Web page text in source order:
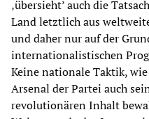
‚übersieht’ auch die
Land letztlich aus
und daher nur auf der
internationalistischen
Keine nationale Taktik,
Arsenal der Partei auch
revolutionären Inhalt